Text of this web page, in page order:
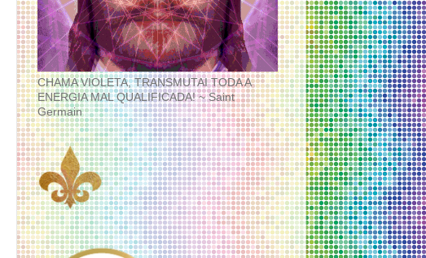
CHAMA VIOLETA, TRANSMUTAI TODA A
ENERGIA MAL QUALIFICADA! ~ Saint
Germain